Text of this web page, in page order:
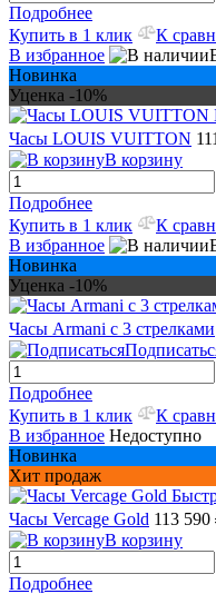
Подробнее
Купить в 1 клик
К
В избранное
Новинка
Уценка -10%
Часы LOUIS VUITTON
В корзину
Подробнее
Купить в 1 клик
К
В избранное
Новинка
Уценка -10%
Часы Armani с 3 стрелками
Подробнее
Купить в 1 клик
К
В избранное Недоступно
Новинка
Хит продаж
Часы Vercage Gold 113 590
В корзину
Подробнее